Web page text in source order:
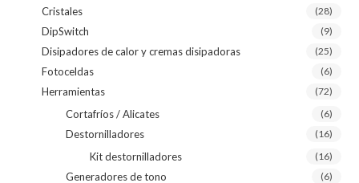
Cristales (28)
DipSwitch (9)
Disipadores de calor y cremas disipadoras (25)
Fotoceldas (6)
Herramientas (72)
Cortafríos / Alicates (6)
Destornilladores (16)
Kit destornilladores (16)
Generadores de tono (6)